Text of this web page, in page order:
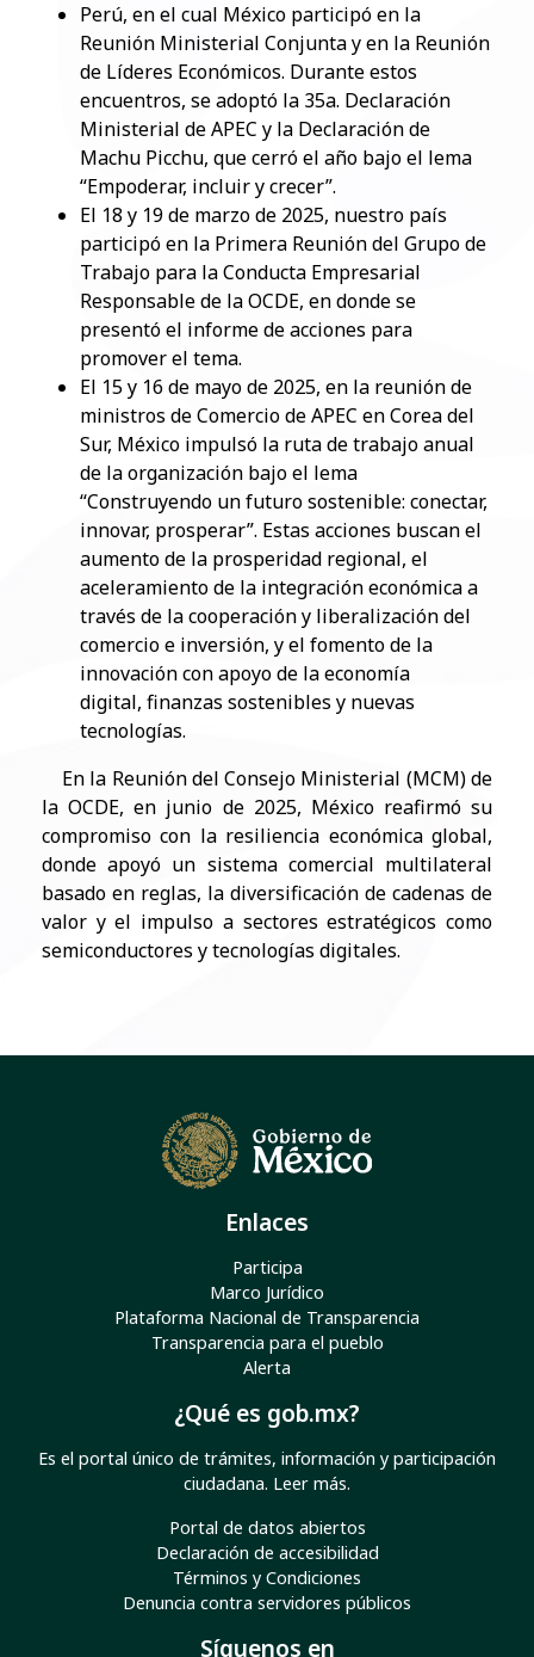
Perú, en el cual México participó en la
Reunión Ministerial Conjunta y en la Reunión
de Líderes Económicos. Durante estos
encuentros, se adoptó la 35a. Declaración
Ministerial de APEC y la Declaración de
Machu Picchu, que cerró el año bajo el lema
“Empoderar, incluir y crecer”.
El 18 y 19 de marzo de 2025, nuestro país
participó en la Primera Reunión del Grupo de
Trabajo para la Conducta Empresarial
Responsable de la OCDE, en donde se
presentó el informe de acciones para
promover el tema.
El 15 y 16 de mayo de 2025, en la reunión de
ministros de Comercio de APEC en Corea del
Sur, México impulsó la ruta de trabajo anual
de la organización bajo el lema
“Construyendo un futuro sostenible: conectar,
innovar, prosperar”. Estas acciones buscan el
aumento de la prosperidad regional, el
aceleramiento de la integración económica a
través de la cooperación y liberalización del
comercio e inversión, y el fomento de la
innovación con apoyo de la economía
digital, finanzas sostenibles y nuevas
tecnologías.
En la Reunión del Consejo Ministerial (MCM) de
la OCDE, en junio de 2025, México reafirmó su
compromiso con la resiliencia económica global,
donde apoyó un sistema comercial multilateral
basado en reglas, la diversificación de cadenas de
valor y el impulso a sectores estratégicos como
semiconductores y tecnologías digitales.
Enlaces
Participa
Marco Jurídico
Plataforma Nacional de Transparencia
Transparencia para el pueblo
Alerta
¿Qué es gob.mx?
Es el portal único de trámites, información y participación
ciudadana. Leer más.
Portal de datos abiertos
Declaración de accesibilidad
Términos y Condiciones
Denuncia contra servidores públicos
Síguenos en